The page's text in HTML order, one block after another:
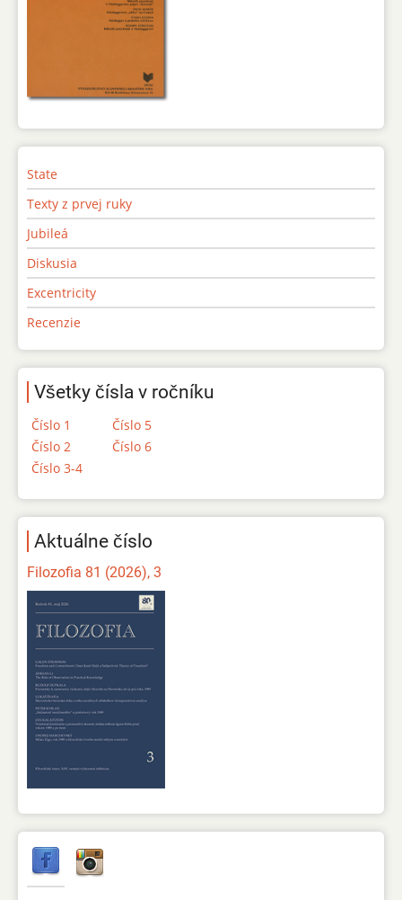
State
Texty z prvej ruky
Jubileá
Diskusia
Excentricity
Recenzie
Všetky čísla v ročníku
Číslo 1
Číslo 2
Číslo 3-4
Číslo 5
Číslo 6
Aktuálne číslo
Filozofia 81 (2026), 3